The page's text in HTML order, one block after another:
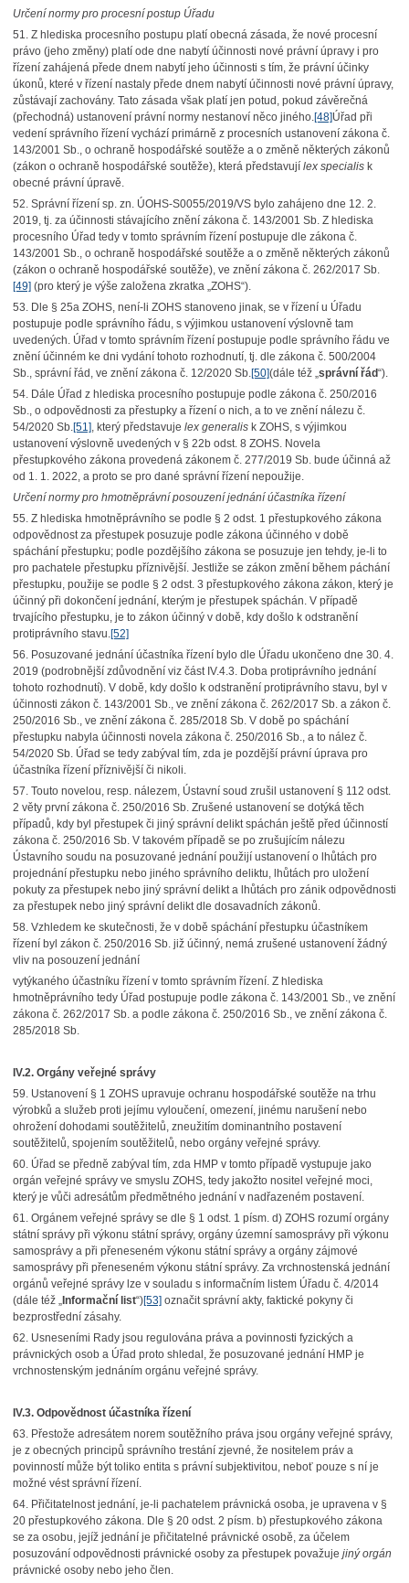
Určení normy pro procesní postup Úřadu
51. Z hlediska procesního postupu platí obecná zásada, že nové procesní
právo (jeho změny) platí ode dne nabytí účinnosti nové právní úpravy i pro
řízení zahájená přede dnem nabytí jeho účinnosti s tím, že právní účinky
úkonů, které v řízení nastaly přede dnem nabytí účinnosti nové právní úpravy,
zůstávají zachovány. Tato zásada však platí jen potud, pokud závěrečná
(přechodná) ustanovení právní normy nestanoví něco jiného.[48]Úřad při
vedení správního řízení vychází primárně z procesních ustanovení zákona č.
143/2001 Sb., o ochraně hospodářské soutěže a o změně některých zákonů
(zákon o ochraně hospodářské soutěže), která představují lex specialis k
obecné právní úpravě.
52. Správní řízení sp. zn. ÚOHS-S0055/2019/VS bylo zahájeno dne 12. 2.
2019, tj. za účinnosti stávajícího znění zákona č. 143/2001 Sb. Z hlediska
procesního Úřad tedy v tomto správním řízení postupuje dle zákona č.
143/2001 Sb., o ochraně hospodářské soutěže a o změně některých zákonů
(zákon o ochraně hospodářské soutěže), ve znění zákona č. 262/2017 Sb.
[49] (pro který je výše založena zkratka „ZOHS“).
53. Dle § 25a ZOHS, není-li ZOHS stanoveno jinak, se v řízení u Úřadu
postupuje podle správního řádu, s výjimkou ustanovení výslovně tam
uvedených. Úřad v tomto správním řízení postupuje podle správního řádu ve
znění účinném ke dni vydání tohoto rozhodnutí, tj. dle zákona č. 500/2004
Sb., správní řád, ve znění zákona č. 12/2020 Sb.[50](dále též „správní řád“).
54. Dále Úřad z hlediska procesního postupuje podle zákona č. 250/2016
Sb., o odpovědnosti za přestupky a řízení o nich, a to ve znění nálezu č.
54/2020 Sb.[51], který představuje lex generalis k ZOHS, s výjimkou
ustanovení výslovně uvedených v § 22b odst. 8 ZOHS. Novela
přestupkového zákona provedená zákonem č. 277/2019 Sb. bude účinná až
od 1. 1. 2022, a proto se pro dané správní řízení nepoužije.
Určení normy pro hmotněprávní posouzení jednání účastníka řízení
55. Z hlediska hmotněprávního se podle § 2 odst. 1 přestupkového zákona
odpovědnost za přestupek posuzuje podle zákona účinného v době
spáchání přestupku; podle pozdějšího zákona se posuzuje jen tehdy, je-li to
pro pachatele přestupku příznivější. Jestliže se zákon změní během páchání
přestupku, použije se podle § 2 odst. 3 přestupkového zákona zákon, který je
účinný při dokončení jednání, kterým je přestupek spáchán. V případě
trvajícího přestupku, je to zákon účinný v době, kdy došlo k odstranění
protiprávního stavu.[52]
56. Posuzované jednání účastníka řízení bylo dle Úřadu ukončeno dne 30. 4.
2019 (podrobnější zdůvodnění viz část IV.4.3. Doba protiprávního jednání
tohoto rozhodnutí). V době, kdy došlo k odstranění protiprávního stavu, byl v
účinnosti zákon č. 143/2001 Sb., ve znění zákona č. 262/2017 Sb. a zákon č.
250/2016 Sb., ve znění zákona č. 285/2018 Sb. V době po spáchání
přestupku nabyla účinnosti novela zákona č. 250/2016 Sb., a to nález č.
54/2020 Sb. Úřad se tedy zabýval tím, zda je pozdější právní úprava pro
účastníka řízení příznivější či nikoli.
57. Touto novelou, resp. nálezem, Ústavní soud zrušil ustanovení § 112 odst.
2 věty první zákona č. 250/2016 Sb. Zrušené ustanovení se dotýká těch
případů, kdy byl přestupek či jiný správní delikt spáchán ještě před účinností
zákona č. 250/2016 Sb. V takovém případě se po zrušujícím nálezu
Ústavního soudu na posuzované jednání použijí ustanovení o lhůtách pro
projednání přestupku nebo jiného správního deliktu, lhůtách pro uložení
pokuty za přestupek nebo jiný správní delikt a lhůtách pro zánik odpovědnosti
za přestupek nebo jiný správní delikt dle dosavadních zákonů.
58. Vzhledem ke skutečnosti, že v době spáchání přestupku účastníkem
řízení byl zákon č. 250/2016 Sb. již účinný, nemá zrušené ustanovení žádný
vliv na posouzení jednání
vytýkaného účastníku řízení v tomto správním řízení. Z hlediska
hmotněprávního tedy Úřad postupuje podle zákona č. 143/2001 Sb., ve znění
zákona č. 262/2017 Sb. a podle zákona č. 250/2016 Sb., ve znění zákona č.
285/2018 Sb.
IV.2. Orgány veřejné správy
59. Ustanovení § 1 ZOHS upravuje ochranu hospodářské soutěže na trhu
výrobků a služeb proti jejímu vyloučení, omezení, jinému narušení nebo
ohrožení dohodami soutěžitelů, zneužitím dominantního postavení
soutěžitelů, spojením soutěžitelů, nebo orgány veřejné správy.
60. Úřad se předně zabýval tím, zda HMP v tomto případě vystupuje jako
orgán veřejné správy ve smyslu ZOHS, tedy jakožto nositel veřejné moci,
který je vůči adresátům předmětného jednání v nadřazeném postavení.
61. Orgánem veřejné správy se dle § 1 odst. 1 písm. d) ZOHS rozumí orgány
státní správy při výkonu státní správy, orgány územní samosprávy při výkonu
samosprávy a při přeneseném výkonu státní správy a orgány zájmové
samosprávy při přeneseném výkonu státní správy. Za vrchnostenská jednání
orgánů veřejné správy lze v souladu s informačním listem Úřadu č. 4/2014
(dále též „Informační list“)[53] označit správní akty, faktické pokyny či
bezprostřední zásahy.
62. Usneseními Rady jsou regulována práva a povinnosti fyzických a
právnických osob a Úřad proto shledal, že posuzované jednání HMP je
vrchnostenským jednáním orgánu veřejné správy.
IV.3. Odpovědnost účastníka řízení
63. Přestože adresátem norem soutěžního práva jsou orgány veřejné správy,
je z obecných principů správního trestání zjevné, že nositelem práv a
povinností může být toliko entita s právní subjektivitou, neboť pouze s ní je
možné vést správní řízení.
64. Přičitatelnost jednání, je-li pachatelem právnická osoba, je upravena v §
20 přestupkového zákona. Dle § 20 odst. 2 písm. b) přestupkového zákona
se za osobu, jejíž jednání je přičitatelné právnické osobě, za účelem
posuzování odpovědnosti právnické osoby za přestupek považuje jiný orgán
právnické osoby nebo jeho člen.